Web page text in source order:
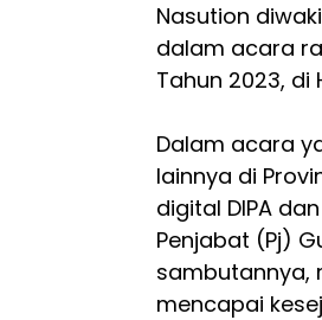
Nasution
dalam acara
Tahun 2023, di
Dalam acara
lainnya di
digital DIPA
Penjabat (Pj)
sambutannya,
mencapai